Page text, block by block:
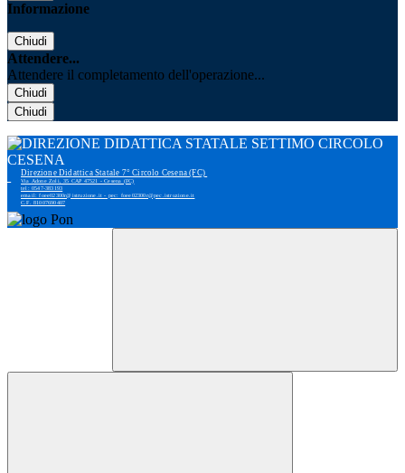
Informazione
Chiudi
Attendere...
Attendere il completamento dell'operazione...
Chiudi
Chiudi
Direzione Didattica Statale 7° Circolo Cesena (FC)
Via Adone Zoli, 35 CAP 47521 - Cesena (FC)
tel: 0547-383193
email: foee02300r@istruzione.it - pec: foee02300r@pec.istruzione.it
C.F. 81007690407